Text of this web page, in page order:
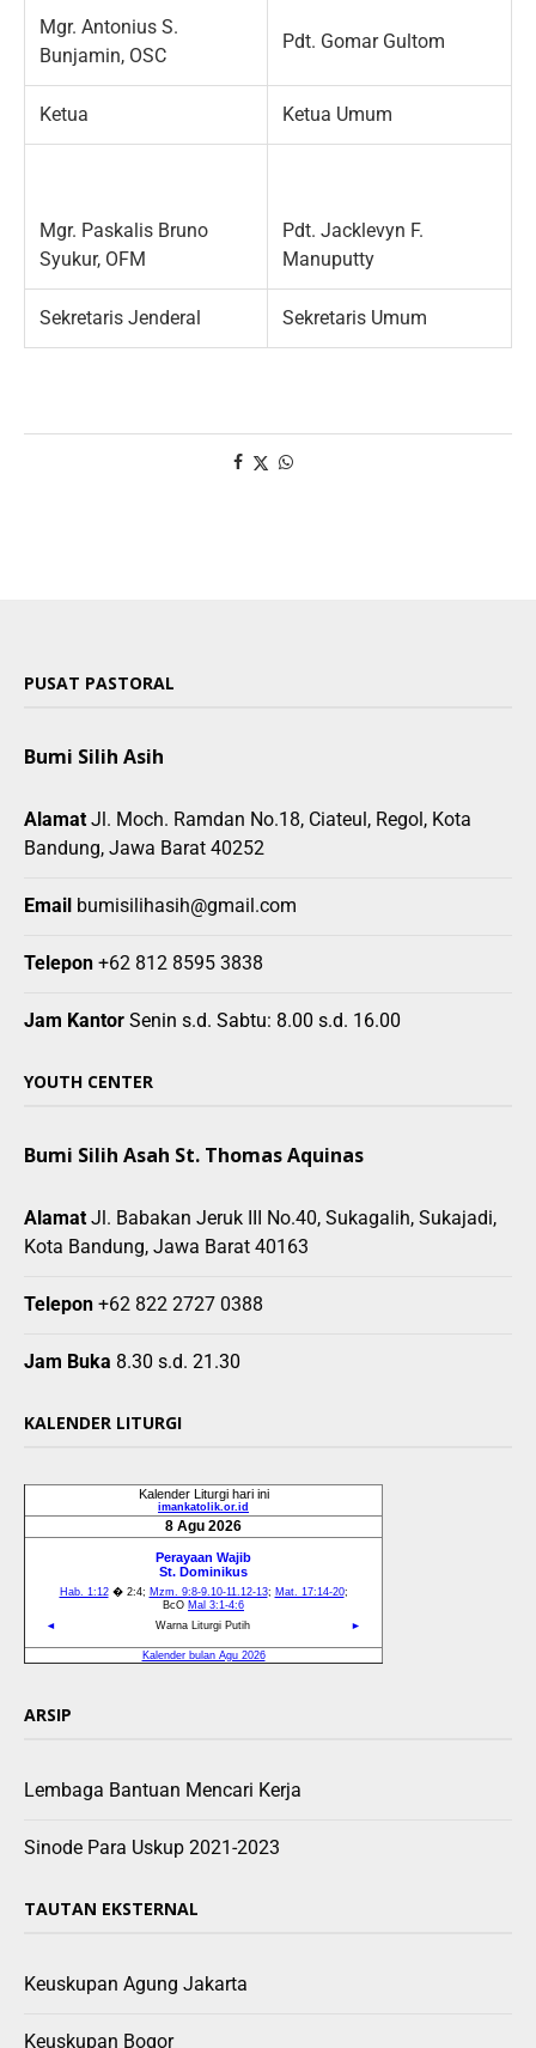
Mgr. Antonius S.
Bunjamin, OSC
Pdt. Gomar Gultom
Ketua Ketua Umum
Mgr. Paskalis Bruno
Syukur, OFM
Pdt. Jacklevyn F.
Manuputty
Sekretaris Jenderal Sekretaris Umum
PUSAT PASTORAL
Bumi Silih Asih
Alamat Jl. Moch. Ramdan No.18, Ciateul, Regol, Kota
Bandung, Jawa Barat 40252
Email bumisilihasih@gmail.com
Telepon +62 812 8595 3838
Jam Kantor Senin s.d. Sabtu: 8.00 s.d. 16.00
YOUTH CENTER
Bumi Silih Asah St. Thomas Aquinas
Alamat Jl. Babakan Jeruk III No.40, Sukagalih, Sukajadi,
Kota Bandung, Jawa Barat 40163
Telepon +62 822 2727 0388
Jam Buka 8.30 s.d. 21.30
KALENDER LITURGI
ARSIP
Lembaga Bantuan Mencari Kerja
Sinode Para Uskup 2021-2023
TAUTAN EKSTERNAL
Keuskupan Agung Jakarta
Keuskupan Bogor